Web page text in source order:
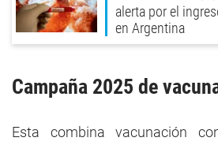
alerta por el
en Argentina
Campaña 2025 de
Esta combina vacunación